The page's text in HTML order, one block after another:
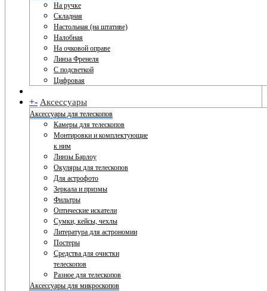
На ручке
Складная
Настольная (на штативе)
Налобная
На очковой оправе
Линза Френеля
С подсветкой
Цифровая
+- Аксессуары
Аксессуары для телескопов
Камеры для телескопов
Монтировки и комплектующие
к ним
Линзы Барлоу
Окуляры для телескопов
Для астрофото
Зеркала и призмы
Фильтры
Оптические искатели
Сумки, кейсы, чехлы
Литература для астрономии
Постеры
Средства для очистки
телескопов
Разное для телескопов
Аксессуары для микроскопов